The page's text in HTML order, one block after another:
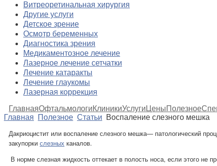
Витреоретинальная хирургия
Другие услуги
Детское зрение
Осмотр беременных
Диагностика зрения
Медикаментозное лечение
Лазерное лечение сетчатки
Лечение катаракты
Лечение глаукомы
Лазерная коррекция
ГлавнаяОфтальмологиКлиникиУслуги ЦеныПолезное
Главная
Полезное Статьи Воспаление слезного мешка
Дакриоцистит или воспаление слезного мешка— патологический
закупорки слезных каналов.
В норме слезная жидкость оттекает в полость носа, если этого не